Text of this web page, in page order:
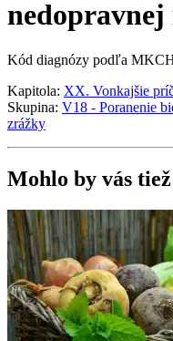
nedopravnej
Kód diagnózy podľa
Kapitola: XX. Vonkajšie
Skupina: V18 - Poranenie
zrážky
Mohlo by vás